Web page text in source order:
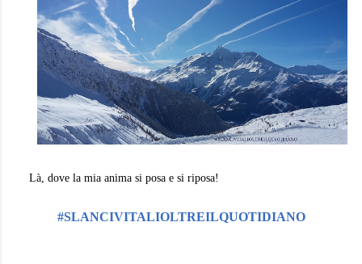
Là, dove la mia anima si posa e si riposa!
#SLANCIVITALIOLTREILQUOTIDIANO